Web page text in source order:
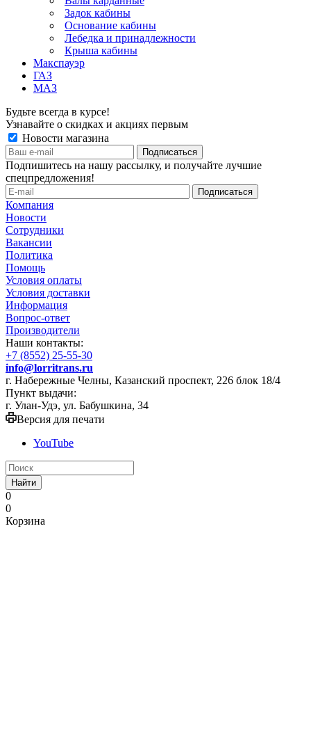
Задок кабины
Основание кабины
Лебедка и принадлежности
Крыша кабины
Макспауэр
ГАЗ
МАЗ
Будьте всегда в курсе!
Узнавайте о скидках и акциях первым
Новости магазина
Подпишитесь на нашу рассылку, и получайте лучшие
спецпредложения!
Компания
Новости
Сотрудники
Вакансии
Политика
Помощь
Условия оплаты
Условия доставки
Информация
Вопрос-ответ
Производители
Наши контакты:
+7 (8552) 25-55-30
info@lorritrans.ru
г. Набережные Челны, Казанский проспект, 226 блок 18/4
Пункт выдачи:
г. Улан-Удэ, ул. Бабушкина, 34
Версия для печати
YouTube
Найти
0
0
Корзина